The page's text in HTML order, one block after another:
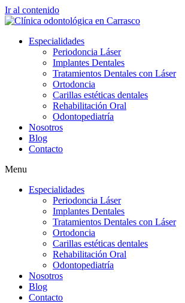
Ir al contenido
Especialidades
Periodoncia Láser
Implantes Dentales
Tratamientos Dentales con Láser
Ortodoncia
Carillas estéticas dentales
Rehabilitación Oral
Odontopediatría
Nosotros
Blog
Contacto
Menu
Especialidades
Periodoncia Láser
Implantes Dentales
Tratamientos Dentales con Láser
Ortodoncia
Carillas estéticas dentales
Rehabilitación Oral
Odontopediatría
Nosotros
Blog
Contacto